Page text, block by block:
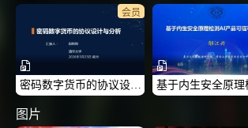
会员
密码数字货币的协议设计与分析-2026CCF中国区块链技术与应用高峰论坛
图片